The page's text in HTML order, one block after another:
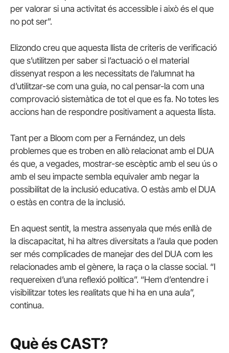
per valorar si una activitat és accessible i això és el que
no pot ser”.
Elizondo creu que aquesta llista de criteris de verificació
que s’utilitzen per saber si l’actuació o el material
dissenyat respon a les necessitats de l’alumnat ha
d’utilitzar-se com una guia, no cal pensar-la com una
comprovació sistemàtica de tot el que es fa. No totes les
accions han de respondre positivament a aquesta llista.
Tant per a Bloom com per a Fernández, un dels
problemes que es troben en allò relacionat amb el DUA
és que, a vegades, mostrar-se escèptic amb el seu ús o
amb el seu impacte sembla equivaler amb negar la
possibilitat de la inclusió educativa. O estàs amb el DUA
o estàs en contra de la inclusió.
En aquest sentit, la mestra assenyala que més enllà de
la discapacitat, hi ha altres diversitats a l’aula que poden
ser més complicades de manejar des del DUA com les
relacionades amb el gènere, la raça o la classe social. “I
requereixen d’una reflexió política”. “Hem d’entendre i
visibilitzar totes les realitats que hi ha en una aula”,
continua.
Què és CAST?